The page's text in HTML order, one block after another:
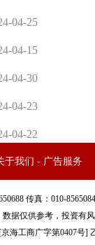
04-25
04-15
04-30
04-23
04-22
于我们 - 广告服务
传真：010-
据仅供参考，投资有风
海工商广字第0407号]